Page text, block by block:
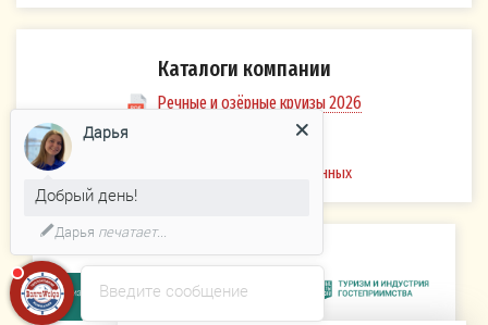
Каталоги компании
Речные и озёрные круизы 2026
обработки персональных данных
Введите сообщение
Дарья
Добрый день!
Дарья печатает...